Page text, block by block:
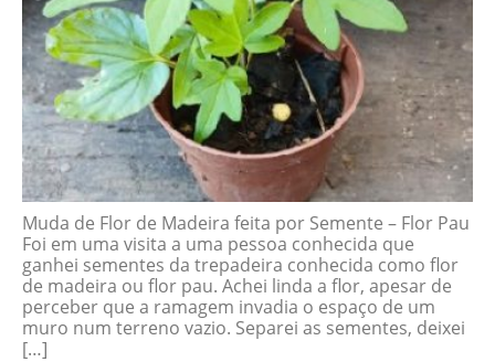
Muda de Flor de Madeira feita por Semente – Flor Pau
Foi em uma visita a uma pessoa conhecida que
ganhei sementes da trepadeira conhecida como flor
de madeira ou flor pau. Achei linda a flor, apesar de
perceber que a ramagem invadia o espaço de um
muro num terreno vazio. Separei as sementes, deixei
[…]